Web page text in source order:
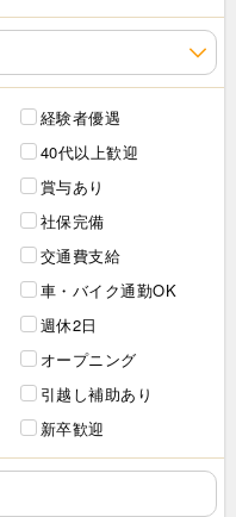
経験者優遇
40代以上歓迎
賞与あり
社保完備
交通費支給
車・バイク通勤OK
週休2日
オープニング
引越し補助あり
新卒歓迎